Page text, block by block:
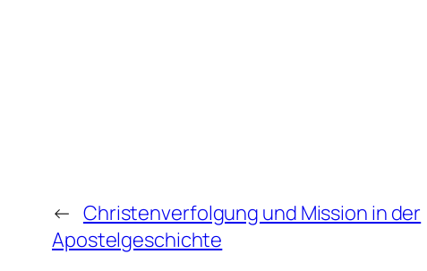
← Christenverfolgung und Mission in der
Apostelgeschichte